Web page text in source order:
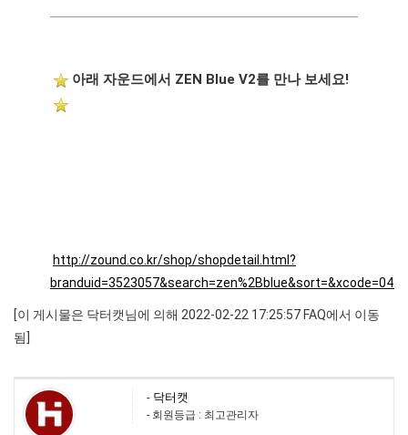
아래 자운드에서 ZEN Blue V2를 만나 보세요!
http://zound.co.kr/shop/shopdetail.html?
[이 게시물은 닥터캣님에 의해 2022-02-22 17:25:57 FAQ에서 이동
됨]
- 닥터캣
- 회원등급 : 최고관리자